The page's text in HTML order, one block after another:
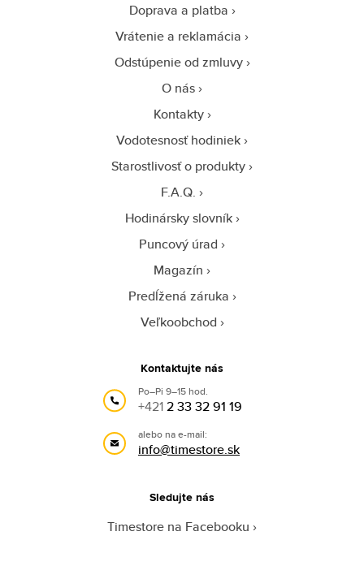
Doprava a platba
Vrátenie a reklamácia
Odstúpenie od zmluvy
O nás
Kontakty
Vodotesnosť hodiniek
Starostlivosť o produkty
F.A.Q.
Hodinársky slovník
Puncový úrad
Magazín
Predĺžená záruka
Veľkoobchod
Kontaktujte nás
Po–Pi 9–15 hod.
+4212 33 32 91 19
alebo na e-mail:
info@timestore.sk
Sledujte nás
Timestore na Facebooku